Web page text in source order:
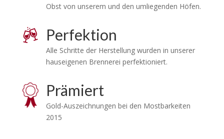
Obst von unserem und den umliegenden Höfen.
Perfektion
Alle Schritte der Herstellung wurden in unserer
hauseigenen Brennerei perfektioniert.
Prämiert
Gold-Auszeichnungen bei den Mostbarkeiten
2015